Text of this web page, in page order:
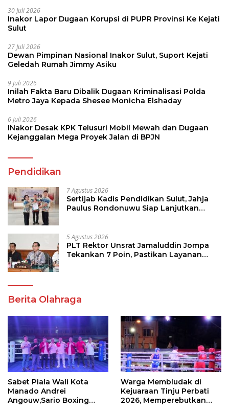
30 Juli 2026
Inakor Lapor Dugaan Korupsi di PUPR Provinsi Ke Kejati
Sulut
27 Juli 2026
Dewan Pimpinan Nasional Inakor Sulut, Suport Kejati
Geledah Rumah Jimmy Asiku
9 Juli 2026
Inilah Fakta Baru Dibalik Dugaan Kriminalisasi Polda
Metro Jaya Kepada Shesee Monicha Elshaday
6 Juli 2026
INakor Desak KPK Telusuri Mobil Mewah dan Dugaan
Kejanggalan Mega Proyek Jalan di BPJN
Pendidikan
7 Agustus 2026
Sertijab Kadis Pendidikan Sulut, Jahja
Paulus Rondonuwu Siap Lanjutkan
5 Agustus 2026
PLT Rektor Unsrat Jamaluddin Jompa
Tekankan 7 Poin, Pastikan Layanan
Berita Olahraga
Sabet Piala Wali Kota
Manado Andrei
Angouw,Sario Boxing
Warga Membludak di
Kejuaraan Tinju Perbati
2026, Memperebutkan